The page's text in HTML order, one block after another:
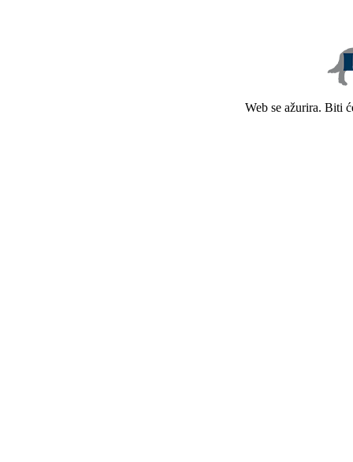
Web se ažurira. Biti